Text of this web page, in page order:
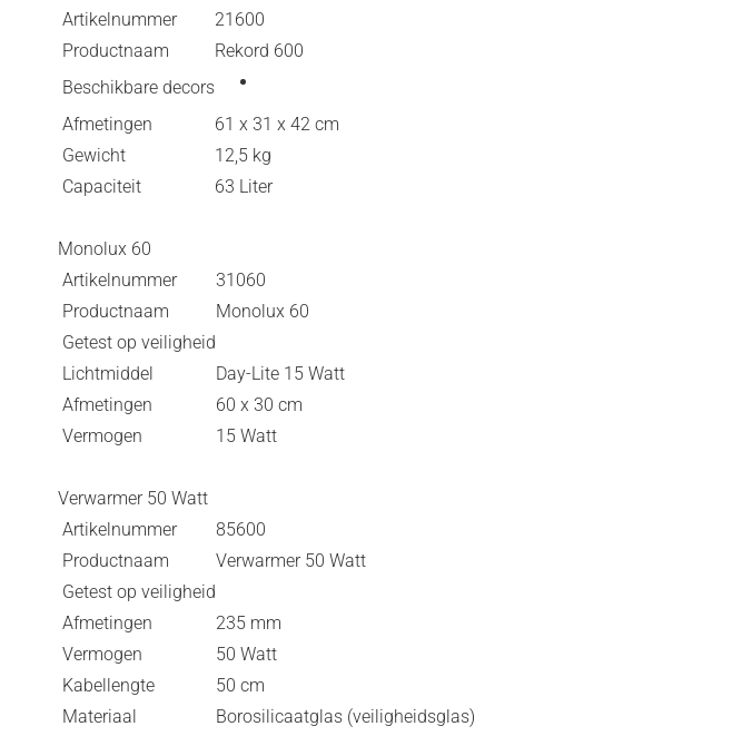
Artikelnummer
21600
Productnaam
Rekord 600
Beschikbare decors
Afmetingen
61 x 31 x 42 cm
Gewicht
12,5 kg
Capaciteit
63 Liter
Monolux 60
Artikelnummer
31060
Productnaam
Monolux 60
Getest op veiligheid
Lichtmiddel
Day-Lite 15 Watt
Afmetingen
60 x 30 cm
Vermogen
15 Watt
Verwarmer 50 Watt
Artikelnummer
85600
Productnaam
Verwarmer 50 Watt
Getest op veiligheid
Afmetingen
235 mm
Vermogen
50 Watt
Kabellengte
50 cm
Materiaal
Borosilicaatglas (veiligheidsglas)